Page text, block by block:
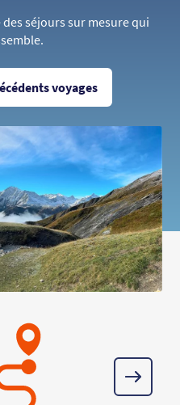
séjours sur mesure qui
voyages
Suivant